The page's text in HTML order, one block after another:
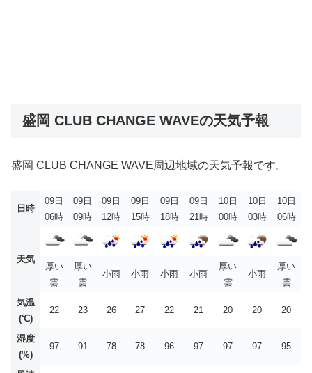
盛岡 CLUB CHANGE WAVEの天気予報
盛岡 CLUB CHANGE WAVE周辺地域の天気予報です。
日時
09日
06時
09日
09時
09日
12時
09日
15時
09日
18時
09日
21時
10日
00時
10日
03時
10日
06時
天気
厚い
雲
厚い
雲
小雨 小雨 小雨 小雨
厚い
雲
小雨
厚い
雲
気温
(℃)
22 23 26 27 22 21 20 20 20
湿度
(%)
97 91 78 78 96 97 97 97 95